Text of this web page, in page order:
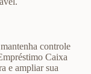
controle
Caixa
e ampliar sua